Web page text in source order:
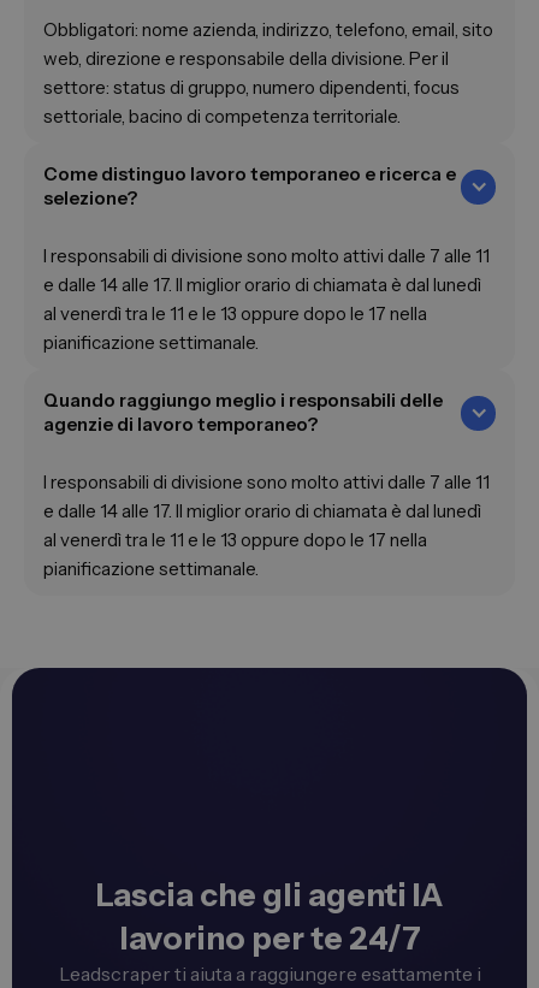
Obbligatori: nome azienda, indirizzo, telefono, email, sito
web, direzione e responsabile della divisione. Per il
settore: status di gruppo, numero dipendenti, focus
settoriale, bacino di competenza territoriale.
Come distinguo lavoro temporaneo e ricerca e
selezione?
I responsabili di divisione sono molto attivi dalle 7 alle 11
e dalle 14 alle 17. Il miglior orario di chiamata è dal lunedì
al venerdì tra le 11 e le 13 oppure dopo le 17 nella
pianificazione settimanale.
Quando raggiungo meglio i responsabili delle
agenzie di lavoro temporaneo?
I responsabili di divisione sono molto attivi dalle 7 alle 11
e dalle 14 alle 17. Il miglior orario di chiamata è dal lunedì
al venerdì tra le 11 e le 13 oppure dopo le 17 nella
pianificazione settimanale.
Lascia che gli agenti IA
lavorino per te 24/7
Leadscraper ti aiuta a raggiungere esattamente i